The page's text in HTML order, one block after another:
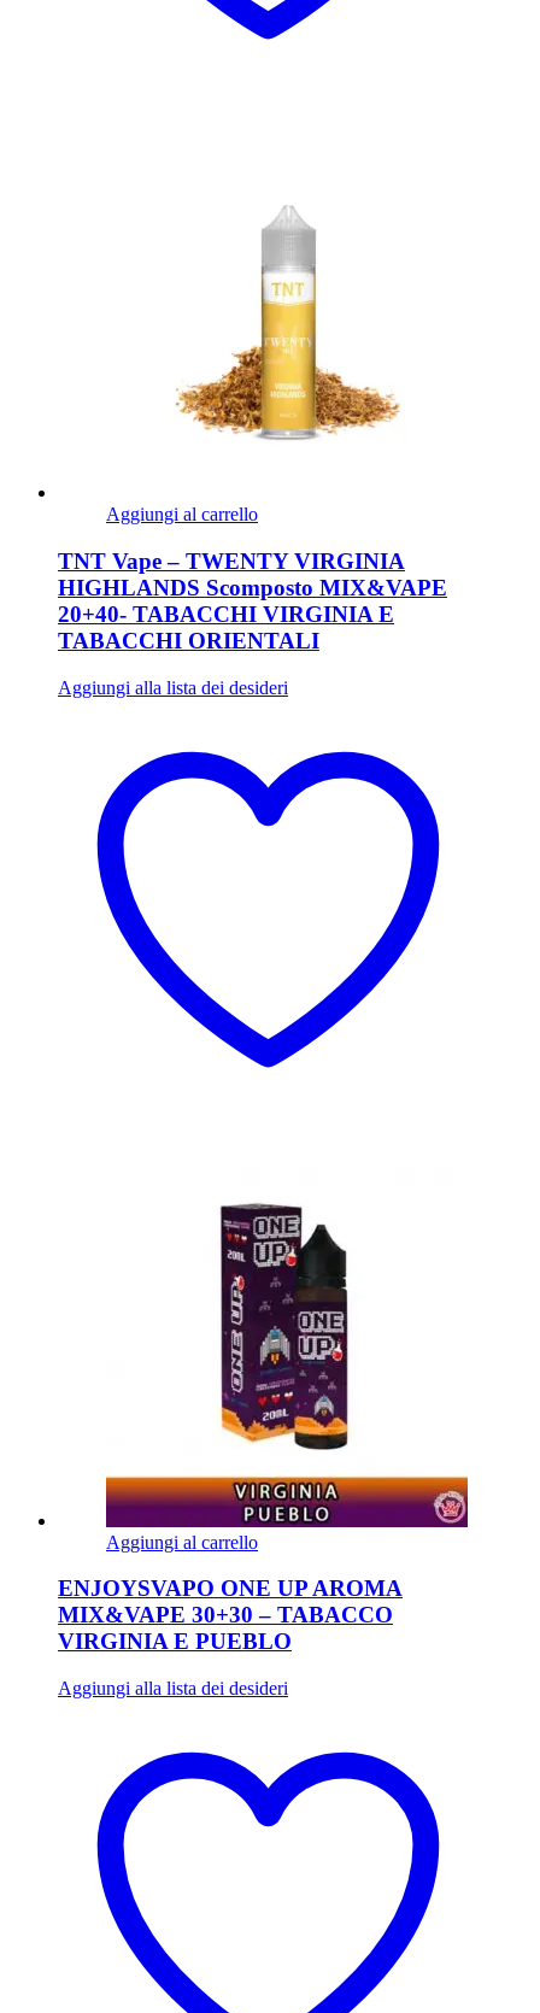
Aggiungi al carrello
TNT Vape – TWENTY VIRGINIA
HIGHLANDS Scomposto MIX&VAPE
20+40- TABACCHI VIRGINIA E
TABACCHI ORIENTALI
Aggiungi alla lista dei desideri
Aggiungi al carrello
ENJOYSVAPO ONE UP AROMA
MIX&VAPE 30+30 – TABACCO
VIRGINIA E PUEBLO
Aggiungi alla lista dei desideri